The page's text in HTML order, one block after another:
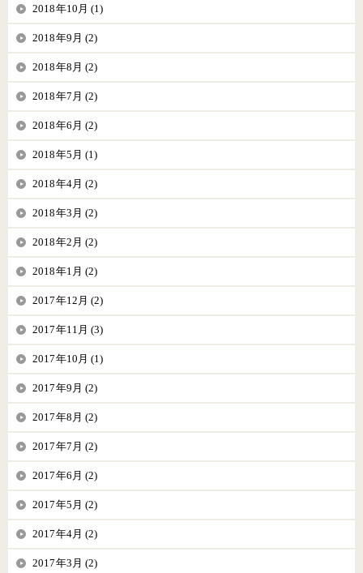
2018年10月 (1)
2018年9月 (2)
2018年8月 (2)
2018年7月 (2)
2018年6月 (2)
2018年5月 (1)
2018年4月 (2)
2018年3月 (2)
2018年2月 (2)
2018年1月 (2)
2017年12月 (2)
2017年11月 (3)
2017年10月 (1)
2017年9月 (2)
2017年8月 (2)
2017年7月 (2)
2017年6月 (2)
2017年5月 (2)
2017年4月 (2)
2017年3月 (2)